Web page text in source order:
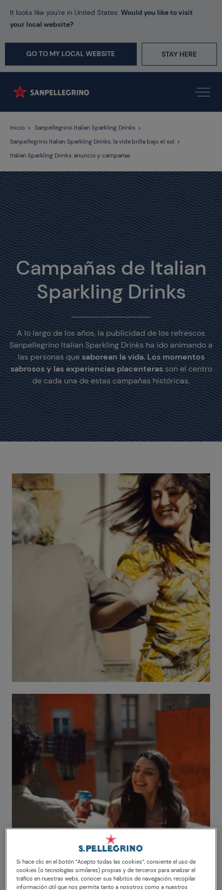
It looks like you're in United States. Would you like to visit
your local website?
GO TO MY LOCAL WEBSITE STAY HERE
Inicio
Sanpellegrino Italian Sparkling Drinks
Sanpellegrino Italian Sparkling Drinks, la vida brilla bajo el sol
Italian Sparkling Drinks: anuncio y campañas
Campañas de Italian
Sparkling Drinks
A lo largo de los años, la publicidad de los refrescos
Sanpellegrino Italian Sparkling Drinks ha ido animando a
las personas quesaborean la vida.Los momentos
sabrosos y las experiencias placenterasson el centro
de cada una de estas campañas históricas.
Si hace clic en el botón “Acepto todas las cookies”, consiente el uso de
cookies (o tecnologías similares) propias y de terceros para analizar el
tráfico en nuestras webs, conocer sus hábitos de navegación, recopilar
información útil que nos permita tanto a nosotros como a nuestros